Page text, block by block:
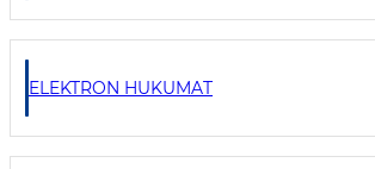
ELEKTRON HUKUMAT